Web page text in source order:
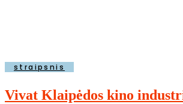
straipsnis
Vivat Klaipėdos kino